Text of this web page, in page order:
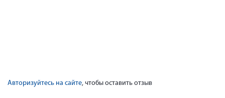
Авторизуйтесь на сайте, чтобы оставить отзыв